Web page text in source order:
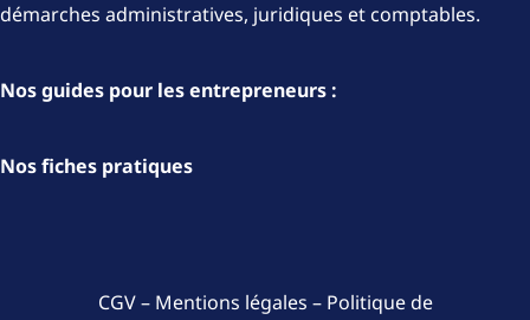
démarches administratives, juridiques et comptables.
Nos guides pour les entrepreneurs :
Nos fiches pratiques
CGV– Mentions légales – Politique de